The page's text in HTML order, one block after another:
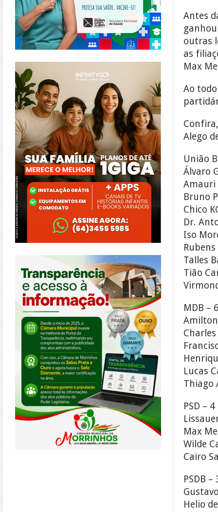
Antes
outras
as
Max
Ao
Alego
União
Álvaro
Amauri
Bruno
Chico
Dr.
Iso
Talles
Tião
MDB –
Lucas
Thiago
PSD –
Max
Wilde
Cairo
PSDB
Helio
https://www.infinitygo.com.br/
https://morrinhos.go.leg.br/